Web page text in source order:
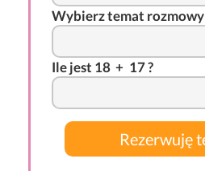
Wybierz temat rozmowy
Ile jest 18- + 17 ?